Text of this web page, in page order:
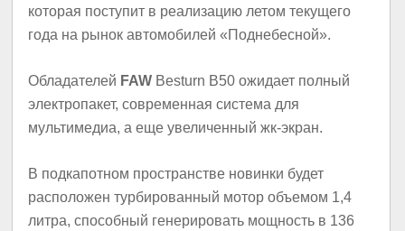
которая поступит в реализацию летом текущего
года на рынок автомобилей «Поднебесной».
Обладателей FAW Besturn B50 ожидает полный
электропакет, современная система для
мультимедиа, а еще увеличенный жк-экран.
В подкапотном пространстве новинки будет
расположен турбированный мотор объемом 1,4
литра, способный генерировать мощность в 136